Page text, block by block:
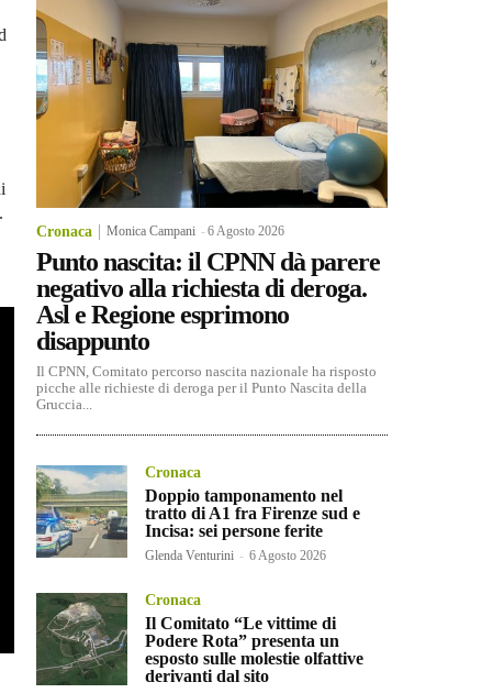
Cronaca Monica Campani -6 Agosto 2026
Punto nascita: il CPNN dà parere
negativo alla richiesta di deroga.
Asl e Regione esprimono
disappunto
Il CPNN, Comitato percorso nascita nazionale ha risposto
picche alle richieste di deroga per il Punto Nascita della
Gruccia...
Cronaca
Doppio tamponamento nel
tratto di A1 fra Firenze sud e
Incisa: sei persone ferite
Glenda Venturini - 6 Agosto 2026
Cronaca
Il Comitato “Le vittime di
Podere Rota” presenta un
esposto sulle molestie olfattive
derivanti dal sito